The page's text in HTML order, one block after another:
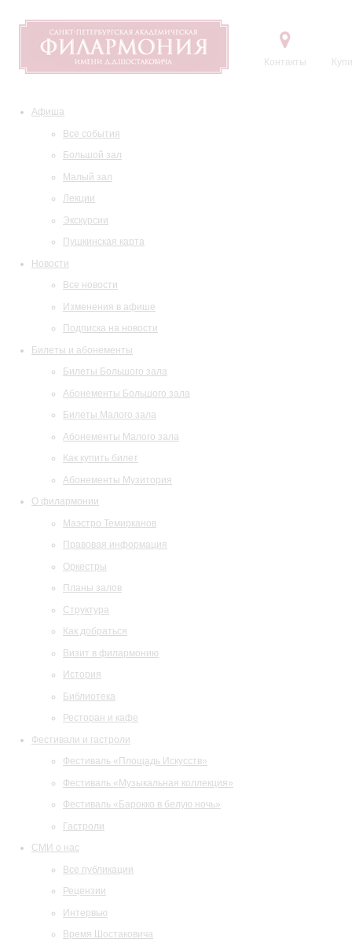
Контакты
Афиша
Все события
Большой зал
Малый зал
Лекции
Экскурсии
Пушкинская карта
Новости
Все новости
Изменения в афише
Подписка на новости
Билеты и абонементы
Билеты Большого зала
Абонементы Большого зала
Билеты Малого зала
Абонементы Малого зала
Как купить билет
Абонементы Музитория
О филармонии
Маэстро Темирканов
Правовая информация
Оркестры
Планы залов
Структура
Как добраться
Визит в филармонию
История
Библиотека
Ресторан и кафе
Фестивали и гастроли
Фестиваль «Площадь Искусств»
Фестиваль «Музыкальная коллекция»
Фестиваль «Барокко в белую ночь»
Гастроли
СМИ о нас
Все публикации
Рецензии
Интервью
Время Шостаковича